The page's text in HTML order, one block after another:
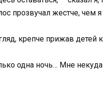
прозвучал жестче, чем я
крепче прижав детей
одна ночь… Мне некуда